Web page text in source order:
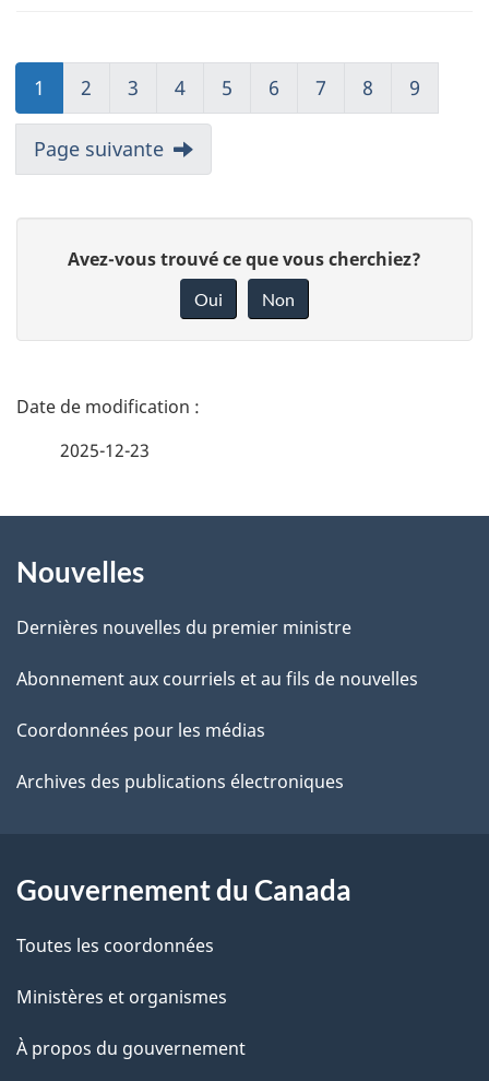
1 2 3 4 5 6 7 8 9
Page suivante
z
t
r
e
r
t
r
a
i
o
s
Avez-vous trouvé ce que vous cherchiez?
Oui Non
D
i
l
s
d
e
a
p
a
g
e
2025-12-23
propos
de
ce
site
Nouvelles
Dernières nouvelles du premier ministre
Abonnement aux courriels et au fils de nouvelles
Coordonnées pour les médias
Archives des publications électroniques
Gouvernement du Canada
Toutes les coordonnées
Ministères et organismes
À propos du gouvernement